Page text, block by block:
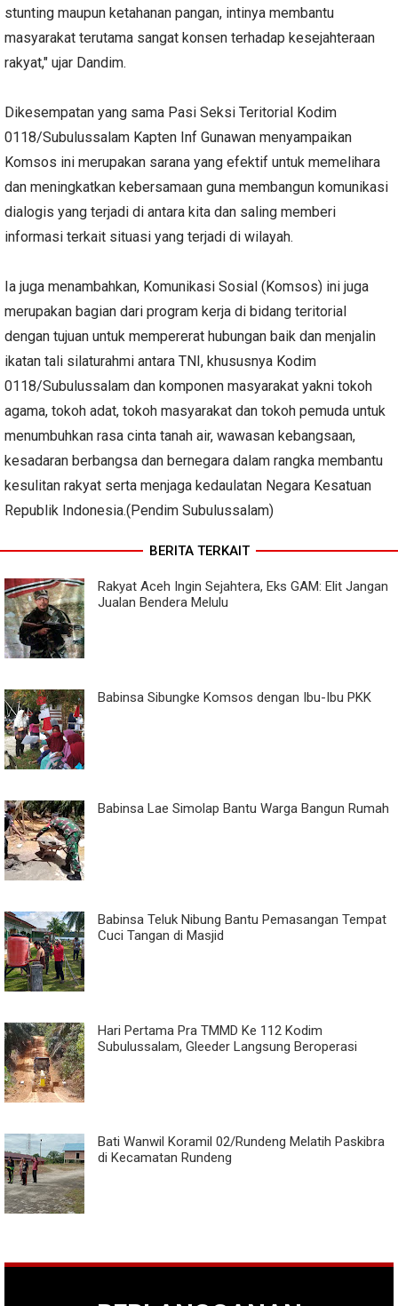
stunting maupun ketahanan pangan, intinya membantu
masyarakat terutama sangat konsen terhadap kesejahteraan
rakyat," ujar Dandim.
Dikesempatan yang sama Pasi Seksi Teritorial Kodim
0118/Subulussalam Kapten Inf Gunawan menyampaikan
Komsos ini merupakan sarana yang efektif untuk memelihara
dan meningkatkan kebersamaan guna membangun komunikasi
dialogis yang terjadi di antara kita dan saling memberi
informasi terkait situasi yang terjadi di wilayah.
Ia juga menambahkan, Komunikasi Sosial (Komsos) ini juga
merupakan bagian dari program kerja di bidang teritorial
dengan tujuan untuk mempererat hubungan baik dan menjalin
ikatan tali silaturahmi antara TNI, khususnya Kodim
0118/Subulussalam dan komponen masyarakat yakni tokoh
agama, tokoh adat, tokoh masyarakat dan tokoh pemuda untuk
menumbuhkan rasa cinta tanah air, wawasan kebangsaan,
kesadaran berbangsa dan bernegara dalam rangka membantu
kesulitan rakyat serta menjaga kedaulatan Negara Kesatuan
Republik Indonesia.(Pendim Subulussalam)
BERITA TERKAIT
Rakyat Aceh Ingin Sejahtera, Eks GAM: Elit Jangan
Jualan Bendera Melulu
Babinsa Sibungke Komsos dengan Ibu-Ibu PKK
Babinsa Lae Simolap Bantu Warga Bangun Rumah
Babinsa Teluk Nibung Bantu Pemasangan Tempat
Cuci Tangan di Masjid
Hari Pertama Pra TMMD Ke 112 Kodim
Subulussalam, Gleeder Langsung Beroperasi
Bati Wanwil Koramil 02/Rundeng Melatih Paskibra
di Kecamatan Rundeng